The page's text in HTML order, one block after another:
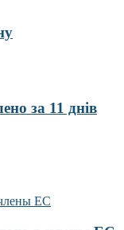
за 11 днів